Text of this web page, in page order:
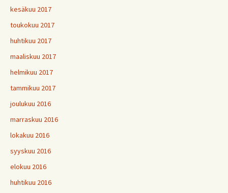
kesäkuu 2017
toukokuu 2017
huhtikuu 2017
maaliskuu 2017
helmikuu 2017
tammikuu 2017
joulukuu 2016
marraskuu 2016
lokakuu 2016
syyskuu 2016
elokuu 2016
huhtikuu 2016